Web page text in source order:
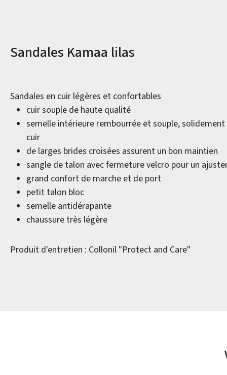
Informations sur le produit
Sandales Kamaa lilas
Sandales en cuir légères et confortables
cuir souple de haute qualité
semelle intérieure rembourrée et souple,
cuir
de larges brides croisées assurent un bon maintien
sangle de talon avec fermeture velcro pour un
grand confort de marche et de port
petit talon bloc
semelle antidérapante
chaussure très légère
Produit d'entretien : Collonil "Protect and Care"